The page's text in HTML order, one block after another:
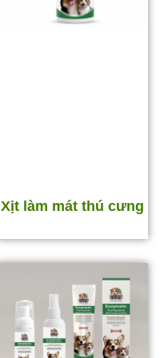
Xịt làm mát thú cưng